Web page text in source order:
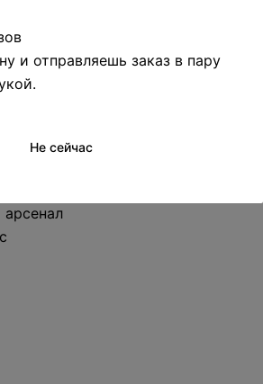
и отправляешь заказ в пару
Не сейчас